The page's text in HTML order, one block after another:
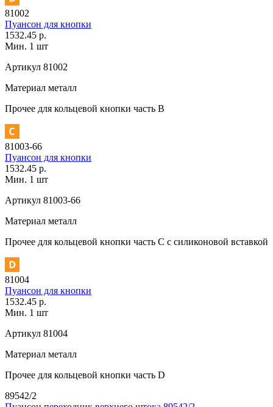
81002
Пуансон для кнопки
1532.45 р.
Мин. 1 шт
Артикул 81002
Материал металл
Прочее для кольцевой кнопки часть В
81003-66
Пуансон для кнопки
1532.45 р.
Мин. 1 шт
Артикул 81003-66
Материал металл
Прочее для кольцевой кнопки часть С с силиконовой вставкой
81004
Пуансон для кнопки
1532.45 р.
Мин. 1 шт
Артикул 81004
Материал металл
Прочее для кольцевой кнопки часть D
89542/2